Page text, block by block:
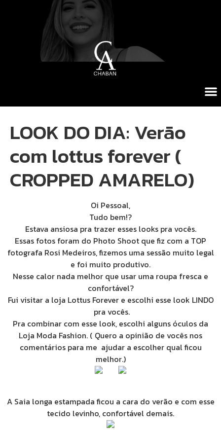
LOOK DO DIA: Verão
com lottus forever (
CROPPED AMARELO)
Oi Pessoal,
Tudo bem!?
Estava ansiosa pra trazer esses looks pra vocês.
Essas fotos foram do Photo Shoot que fiz com a TOP
fotografa Rosi Medeiros, fizemos uma sessão muito legal
e foi muito produtivo.
Nesse calor nada melhor que usar uma roupa fresca e
confortável?
Fui visitar a loja Lottus Forever e escolhi esse look LINDO
pra vocês.
Pra combinar com esse look, escolhi alguns óculos da
Loja Moda Fashion. ( Quero a opinião de vocês nos
comentários para me ajudar a escolher qual ficou
melhor.)
A Saia longa estampada ficou a cara do verão e com esse
tecido levinho, confortável demais.